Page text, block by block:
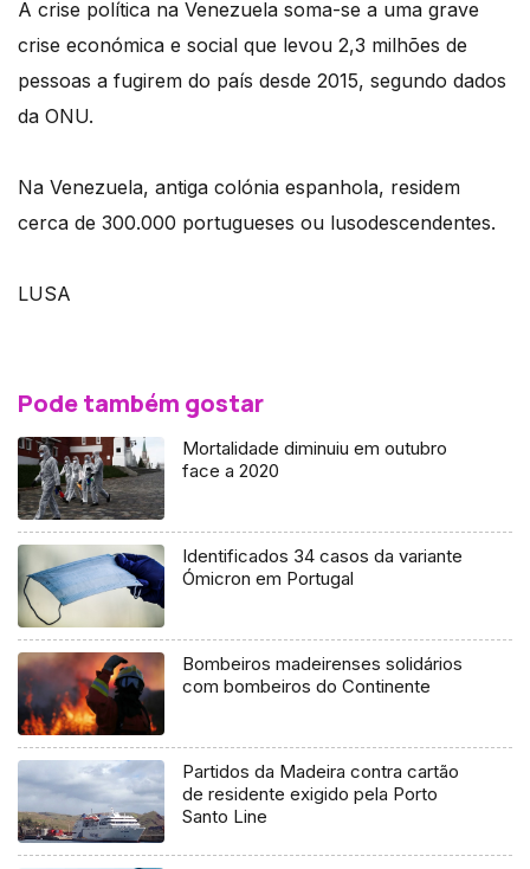
A crise política na Venezuela soma-se a uma grave
crise económica e social que levou 2,3 milhões de
pessoas a fugirem do país desde 2015, segundo dados
da ONU.
Na Venezuela, antiga colónia espanhola, residem
cerca de 300.000 portugueses ou lusodescendentes.
LUSA
Pode também gostar
Mortalidade diminuiu em outubro
face a 2020
Identificados 34 casos da variante
Ómicron em Portugal
Bombeiros madeirenses solidários
com bombeiros do Continente
Partidos da Madeira contra cartão
de residente exigido pela Porto
Santo Line